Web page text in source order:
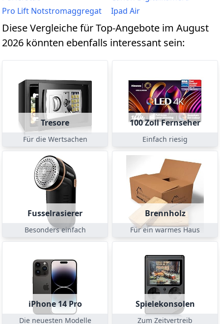
Pro Lift Notstromaggregat
Ipad Air
Diese Vergleiche für Top-Angebote im August
2026 könnten ebenfalls interessant sein:
Tresore
Für die Wertsachen
100 Zoll Fernseher
Einfach riesig
Fusselrasierer
Besonders einfach
Brennholz
Für ein warmes Haus
iPhone 14 Pro
Die neuesten Modelle
Spielekonsolen
Zum Zeitvertreib